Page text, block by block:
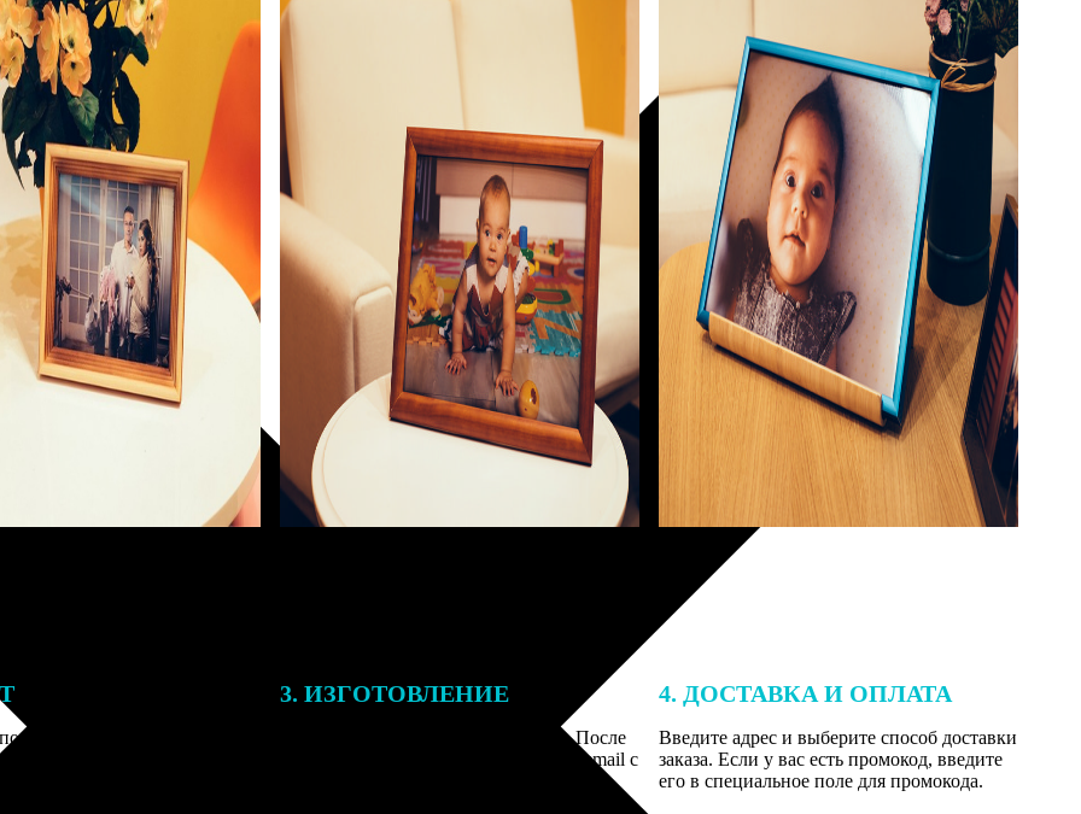
заказа к печати
могут связаться с Вами
телефону или email для
деталей.
3. ИЗГОТОВЛЕНИЕ
Оплатите заказ банковской картой. После
оплаты получите подтверждение на email с
описанием заказа. Когда отправим заказ
4. ДОСТАВКА И ОПЛАТА
Введите адрес и выберите способ доставки
заказа. Если у вас есть промокод, введите
его в специальное поле для промокода.